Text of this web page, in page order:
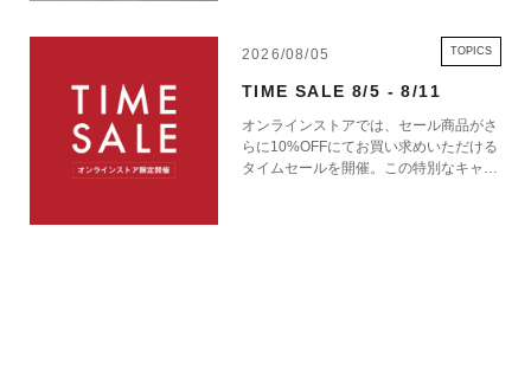
2026/08/05 TOPICS
TIME SALE 8/5 - 8/11
オンラインストアでは、セール商品がさ
らに10%OFFにてお買い求めいただける
タイムセールを開催。この特別なキャン